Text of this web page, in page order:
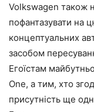
Volkswagen також
пофантазувати на
концептуальних
засобом
Егоїстам
One, а тим, хто
присутність ще